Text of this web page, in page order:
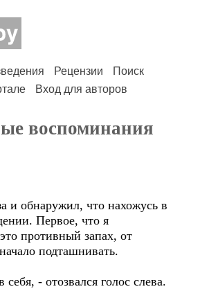
Рецензии
Поиск
Вход для авторов
воспоминания
и обнаружил, что нахожусь в
Первое, что я
противный запах, от
подташнивать.
- отозвался голос слева.